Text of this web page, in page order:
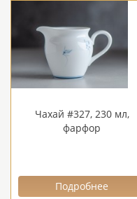
Чахай #327, 230 мл,
фарфор
Подробнее